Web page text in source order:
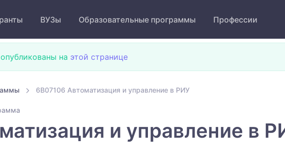
ВУЗы Образовательные программы Профессии
на этой странице
6B07106 Автоматизация и управление в РИУ
и управление в